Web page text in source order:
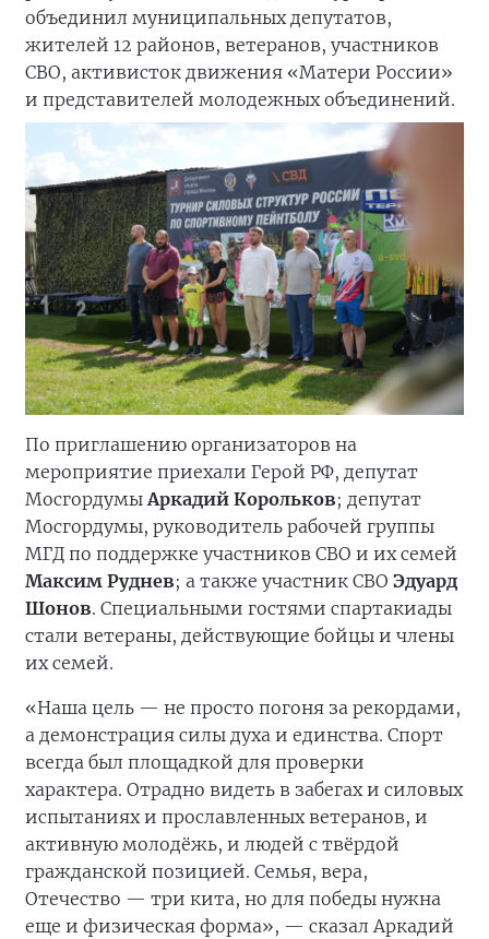
объединил муниципальных депутатов,
жителей 12 районов, ветеранов, участников
СВО, активисток движения «Матери России»
и представителей молодежных объединений.
По приглашению организаторов на
мероприятие приехали Герой РФ, депутат
МосгордумыАркадий Корольков; депутат
Мосгордумы, руководитель рабочей группы
МГД по поддержке участников СВО и их семей
Максим Руднев; а также участник СВО Эдуард
Шонов. Специальными гостями спартакиады
стали ветераны, действующие бойцы и члены
их семей.
«Наша цель — не просто погоня за рекордами,
а демонстрация силы духа и единства. Спорт
всегда был площадкой для проверки
характера. Отрадно видеть в забегах и силовых
испытаниях и прославленных ветеранов, и
активную молодёжь, и людей с твёрдой
гражданской позицией. Семья, вера,
Отечество — три кита, но для победы нужна
еще и физическая форма», — сказал Аркадий